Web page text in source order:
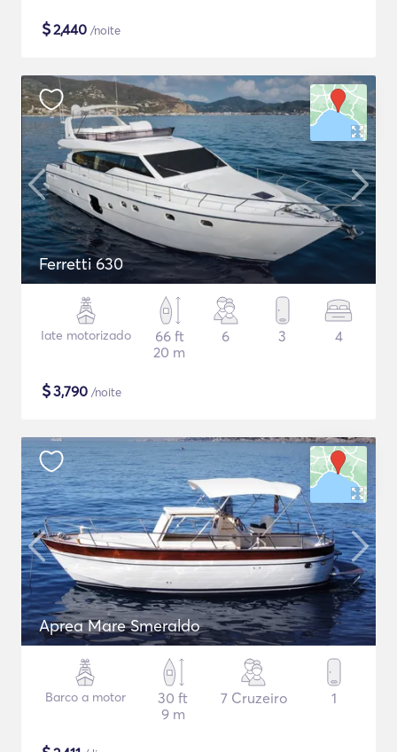
$2,440 /noite
Ferretti 630
Iate motorizado
66 ft
20 m
6 3 4
$3,790 /noite
Aprea Mare Smeraldo
Barco a motor
30 ft
9 m
7 Cruzeiro 1